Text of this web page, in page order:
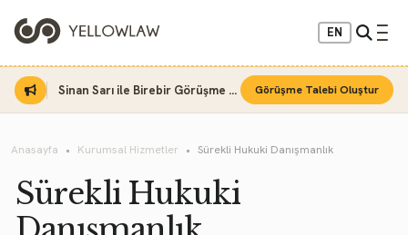
EN
Sinan Sarı ile Birebir Görüşme Fırsatı Görüşme Talebi Oluştur
Anasayfa Kurumsal Hizmetler Sürekli Hukuki Danışmanlık
Sürekli Hukuki